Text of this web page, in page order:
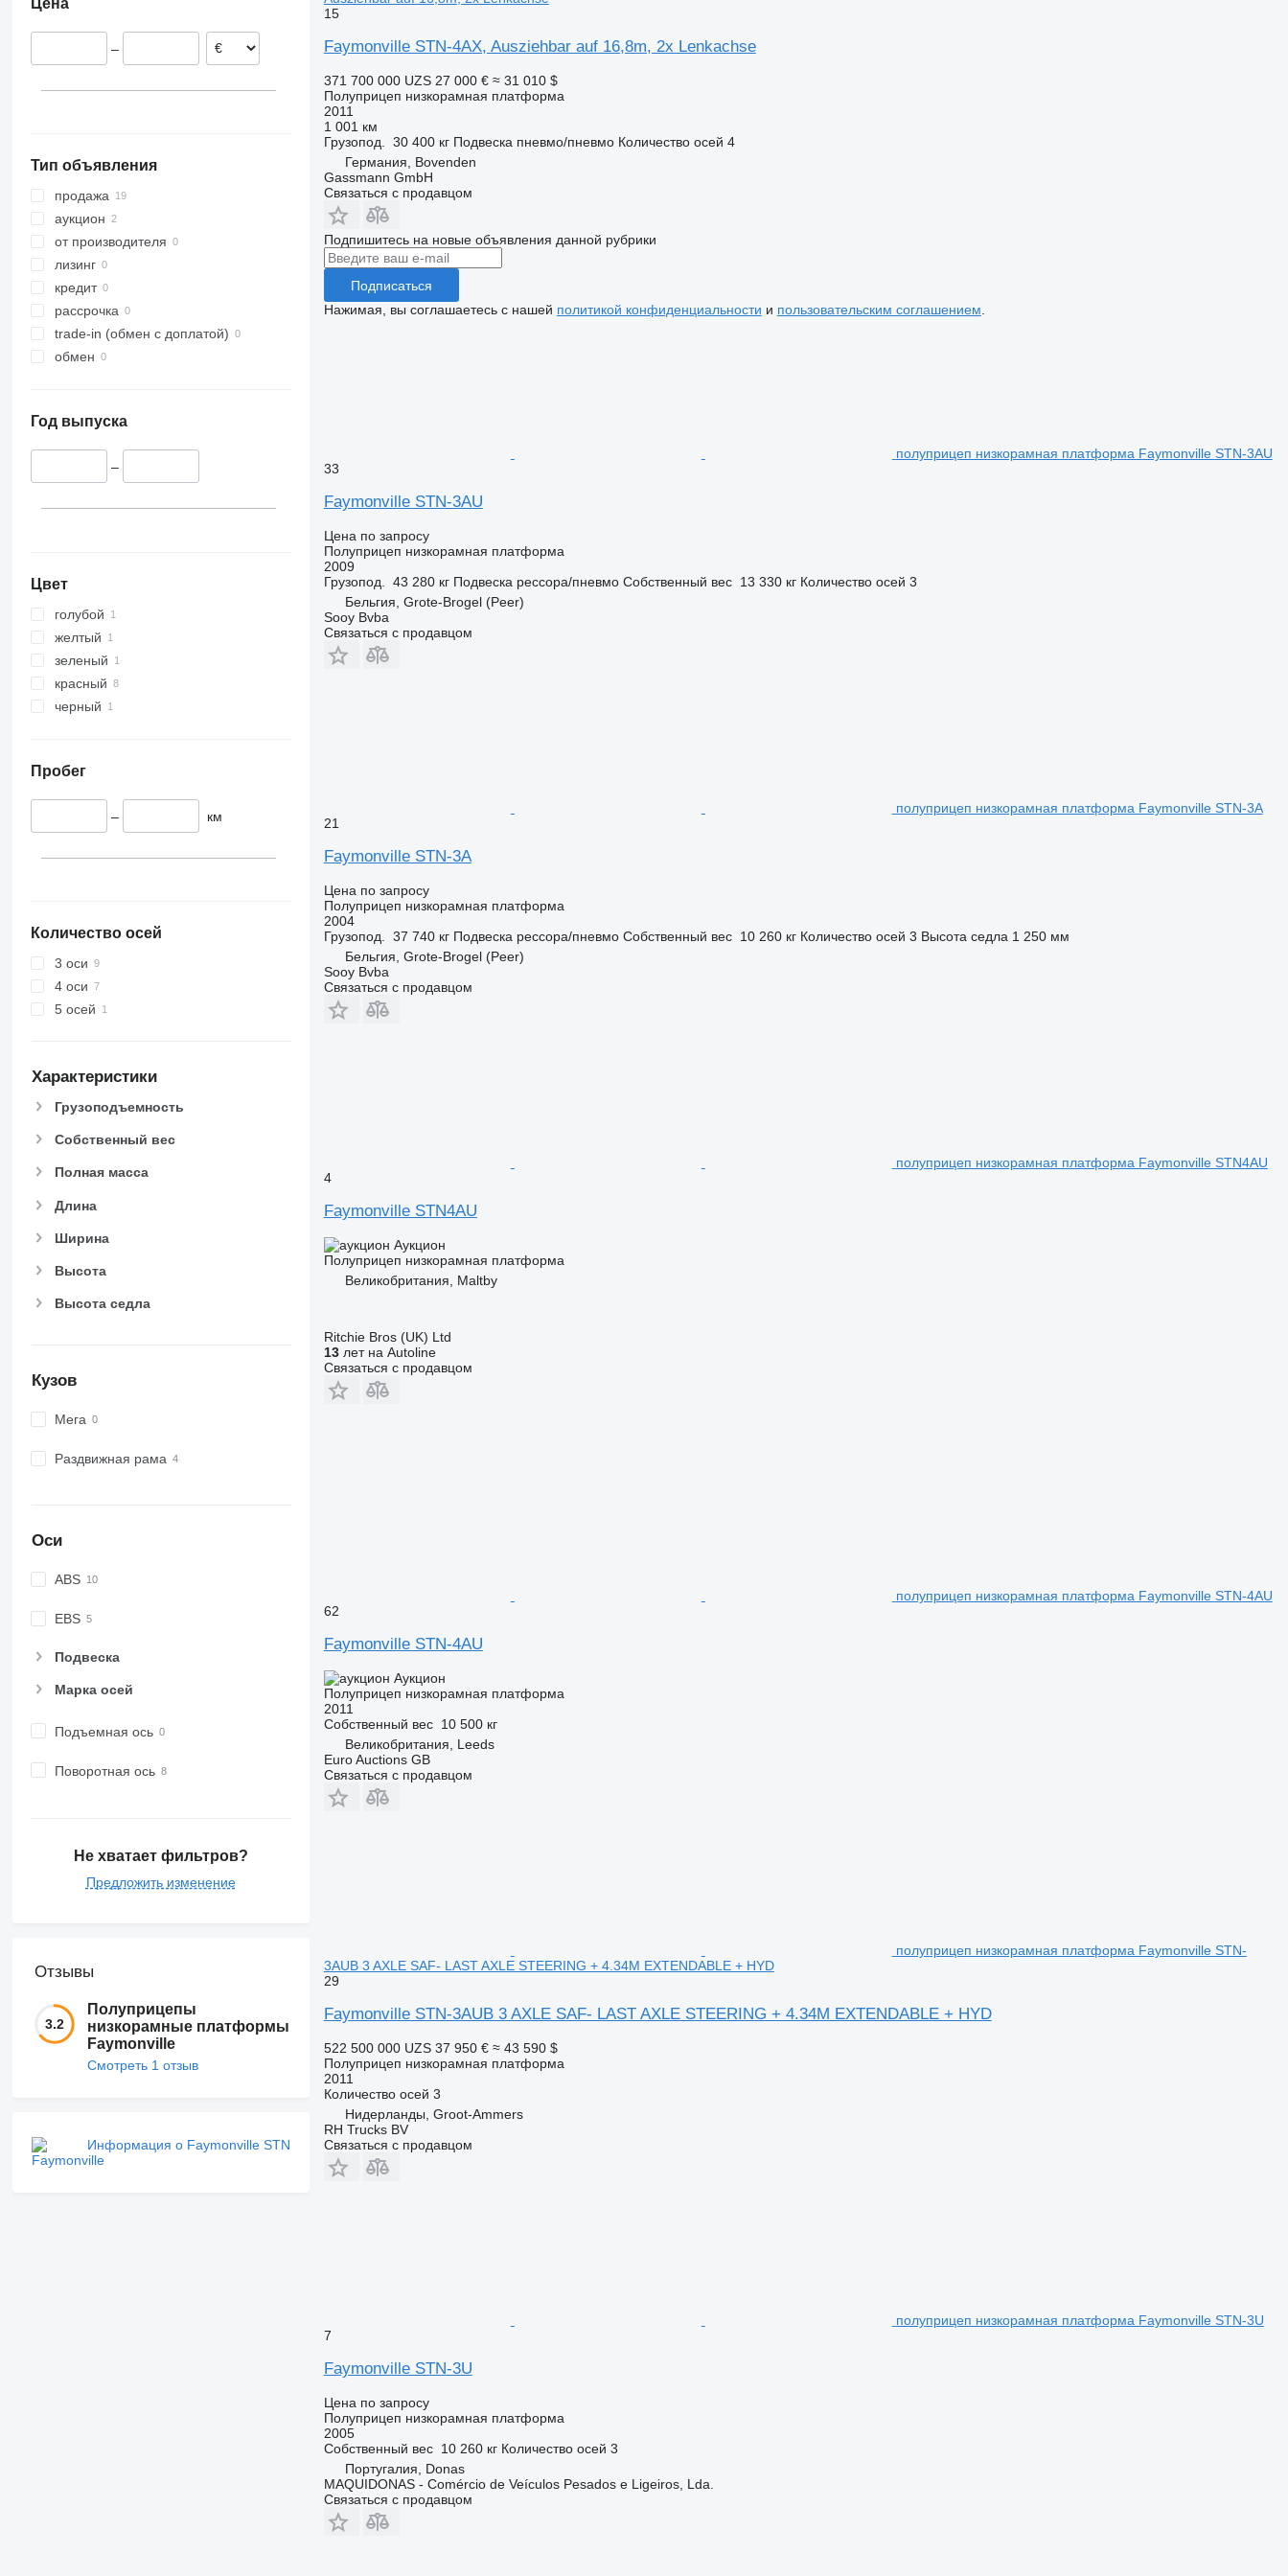
Германия
Венгрия
Цена
–
Тип объявления
продажа
аукцион
от производителя
лизинг
кредит
рассрочка
trade-in (обмен с доплатой)
обмен
Год выпуска
–
Цвет
голубой
желтый
зеленый
красный
черный
Пробег
– км
Количество осей
3 оси
4 оси
5 осей
Характеристики
Грузоподъемность
Собственный вес
Полная масса
Длина
Ширина
Высота
Высота седла
Кузов
Мега
Раздвижная рама
Оси
ABS
EBS
Подвеска
Марка осей
Подъемная ось
Поворотная ось
Не хватает фильтров?
Предложить изменение
Отзывы
3.2
Полуприцепы
низкорамные платформы
Faymonville
Смотреть 1 отзыв
Информация о Faymonville STN
15
Faymonville STN-4AX, Ausziehbar auf 16,8m, 2x Lenkachse
371 700 000 UZS 27 000 € ≈ 31 010 $
Полуприцеп низкорамная платформа
2011
1 001 км
Грузопод.
30 400 кг Подвеска пневмо/пневмо Количество осей 4
Германия, Bovenden
Gassmann GmbH
Связаться с продавцом
Подпишитесь на новые объявления данной рубрики
Подписаться
Нажимая, вы соглашаетесь с нашей политикой конфиденциальности и пользовательским соглашением
полуприцеп низкорамная платформа Faymonville STN-3AU
33
Faymonville STN-3AU
Цена по запросу
Полуприцеп низкорамная платформа
2009
Грузопод.
43 280 кг Подвеска рессора/пневмо Собственный вес 13 330 кг Количество осей 3
Бельгия, Grote-Brogel (Peer)
Sooy Bvba
Связаться с продавцом
полуприцеп низкорамная платформа Faymonville STN-3A
21
Faymonville STN-3A
Цена по запросу
Полуприцеп низкорамная платформа
2004
Грузопод.
37 740 кг Подвеска рессора/пневмо Собственный вес 10 260 кг Количество осей 3 Высота седла 1 250 мм
Бельгия, Grote-Brogel (Peer)
Sooy Bvba
Связаться с продавцом
полуприцеп низкорамная платформа Faymonville STN4AU
4
Faymonville STN4AU
Аукцион
Полуприцеп низкорамная платформа
Великобритания, Maltby
Ritchie Bros (UK) Ltd
13лет на Autoline
Связаться с продавцом
полуприцеп низкорамная платформа Faymonville STN-4AU
62
Faymonville STN-4AU
Аукцион
Полуприцеп низкорамная платформа
2011
Собственный вес 10 500 кг
Великобритания, Leeds
Euro Auctions GB
Связаться с продавцом
полуприцеп низкорамная платформа Faymonville STN-
3AUB 3 AXLE SAF- LAST AXLE STEERING + 4.34M EXTENDABLE + HYD
29
Faymonville STN-3AUB 3 AXLE SAF- LAST AXLE STEERING + 4.34M EXTENDABLE + HYD
522 500 000 UZS 37 950 € ≈ 43 590 $
Полуприцеп низкорамная платформа
2011
Количество осей 3
Нидерланды, Groot-Ammers
RH Trucks BV
Связаться с продавцом
полуприцеп низкорамная платформа Faymonville STN-3U
7
Faymonville STN-3U
Цена по запросу
Полуприцеп низкорамная платформа
2005
Собственный вес 10 260 кг Количество осей 3
Португалия, Donas
MAQUIDONAS - Comércio de Veículos Pesados e Ligeiros, Lda.
Связаться с продавцом